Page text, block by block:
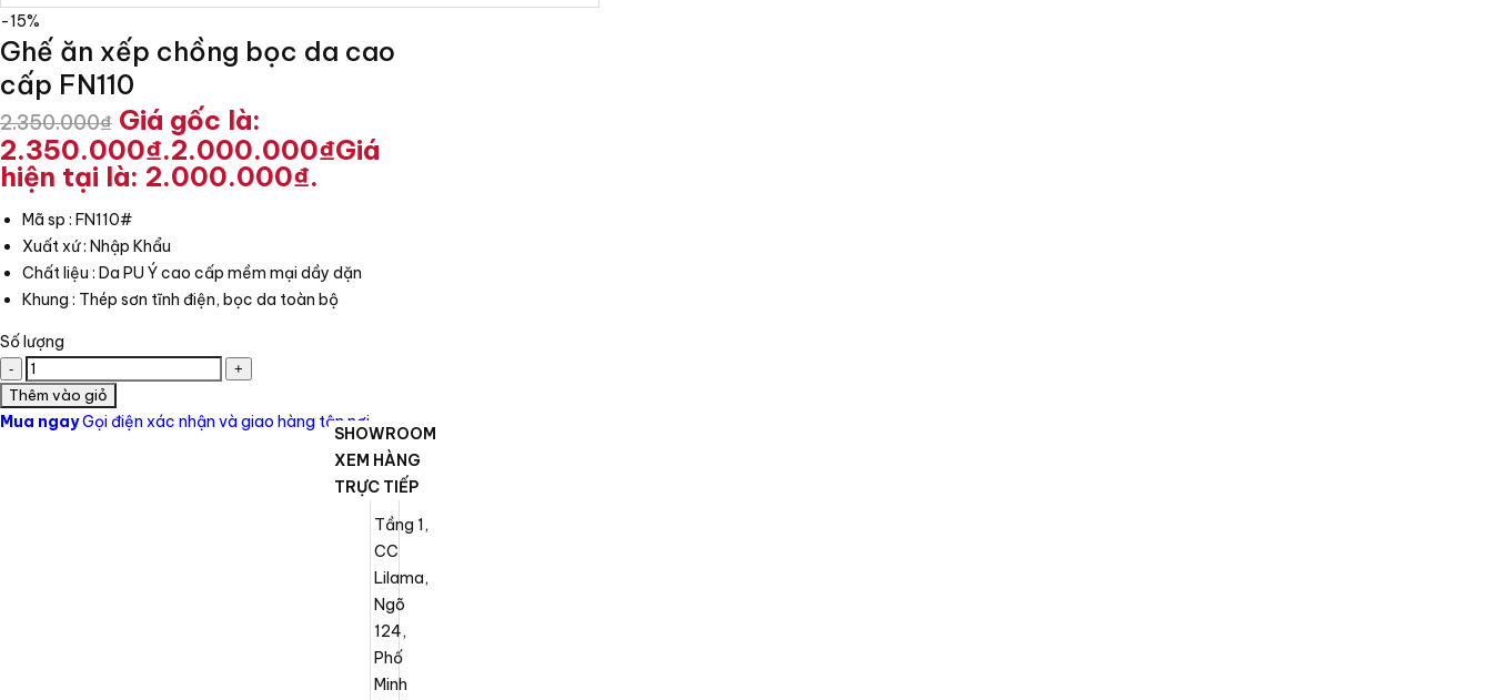
-15%
Ghế ăn xếp chồng bọc da cao
cấp FN110
2.350.000₫ Giá gốc là:
2.350.000₫.2.000.000₫Giá
hiện tại là: 2.000.000₫.
Mã sp : FN110#
Xuất xứ : Nhập Khẩu
Chất liệu : Da PU Ý cao cấp mềm mại dầy dặn
Khung : Thép sơn tĩnh điện, bọc da toàn bộ
Số lượng
Thêm vào giỏ
Mua ngayGọi điện xác nhận và giao hàng tận nơi
SHOWROOM
XEM HÀNG
TRỰC TIẾP
Tầng 1,
CC
Lilama,
Ngõ
124,
Phố
Minh